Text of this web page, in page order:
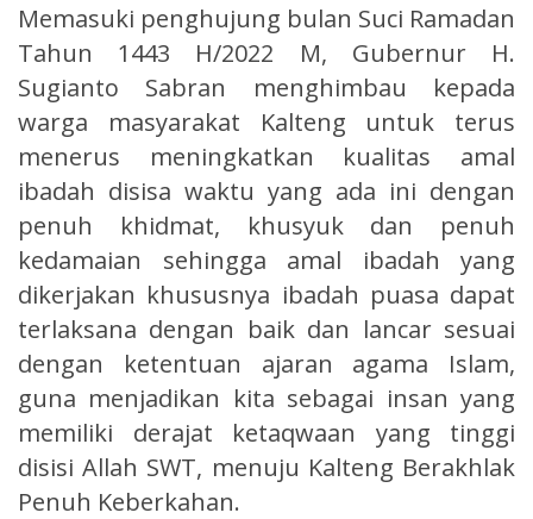
Memasuki penghujung bulan Suci Ramadan
Tahun 1443 H/2022 M, Gubernur H.
Sugianto Sabran menghimbau kepada
warga masyarakat Kalteng untuk terus
menerus meningkatkan kualitas amal
ibadah disisa waktu yang ada ini dengan
penuh khidmat, khusyuk dan penuh
kedamaian sehingga amal ibadah yang
dikerjakan khususnya ibadah puasa dapat
terlaksana dengan baik dan lancar sesuai
dengan ketentuan ajaran agama Islam,
guna menjadikan kita sebagai insan yang
memiliki derajat ketaqwaan yang tinggi
disisi Allah SWT, menuju Kalteng Berakhlak
Penuh Keberkahan.